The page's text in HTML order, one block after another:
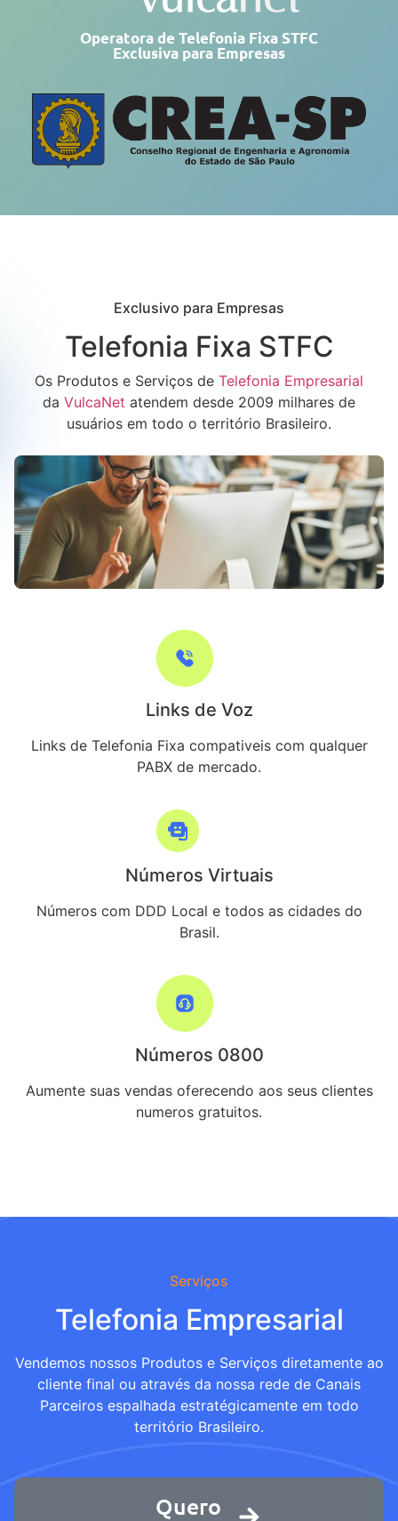
Operatora de Telefonia Fixa STFC
Exclusiva para Empresas
Exclusivo para Empresas
Telefonia Fixa STFC
Os Produtos e Serviços de Telefonia Empresarial
da VulcaNet atendem desde 2009 milhares de
usuários em todo o território Brasileiro.
Links de Voz
Links de Telefonia Fixa compativeis com qualquer
PABX de mercado.
Números Virtuais
Números com DDD Local e todos as cidades do
Brasil.
Números 0800
Aumente suas vendas oferecendo aos seus clientes
numeros gratuitos.
Serviços
Telefonia Empresarial
Vendemos nossos Produtos e Serviços diretamente ao
cliente final ou através da nossa rede de Canais
Parceiros espalhada estratégicamente em todo
território Brasileiro.
Quero